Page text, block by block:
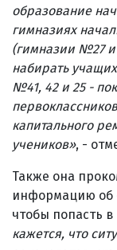
образование
гимназиях
(гимназии №27 и
набирать
№41, 42 и 25 -
капитального
учеников», -
Также она
информацию об
чтобы попасть
кажется, что